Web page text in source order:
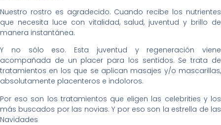
Nuestro rostro es agradecido. Cuando recibe los nutrientes
que necesita luce con vitalidad, salud, juventud y brillo de
manera instantánea.
Y no sólo eso. Esta juventud y regeneración viene
acompañada de un placer para los sentidos. Se trata de
tratamientos en los que se aplican masajes y/o mascarillas,
absolutamente placenteros e indoloros.
Por eso son los tratamientos que eligen las celebrities y los
más buscados por las novias. Y por eso son la estrella de las
Navidades